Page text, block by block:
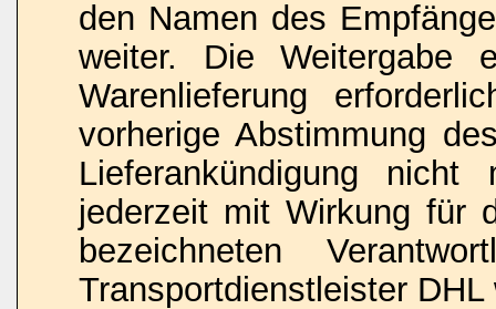
den Namen des
weiter. Die Weitergabe
Warenlieferung
vorherige Abstimmung
Lieferankündigung
jederzeit mit Wirkung für
bezeichneten
Transportdienstleister